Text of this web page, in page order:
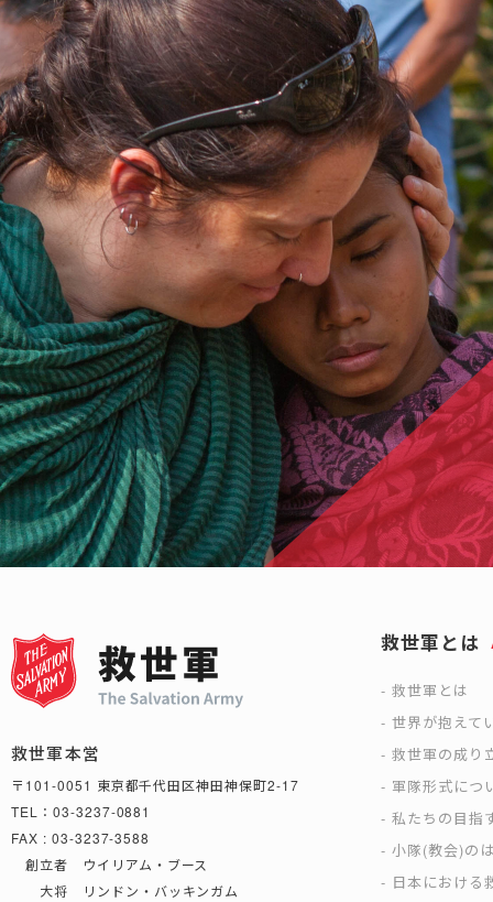
救世軍本営
〒101-0051 東京都千代田区神田神保町2-17
TEL：03-3237-0881
FAX : 03-3237-3588
創立者 ウイリアム・ブース
大将 リンドン・バッキンガム
救世軍とは
救世軍とは
世界が抱えて
救世軍の成り
軍隊形式につ
私たちの目指
小隊(教会)の
日本における